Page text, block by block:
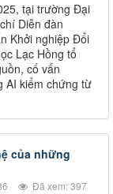
tại trường Đại
Diễn đàn
Khởi nghiệp Đổi
Lạc Hồng tổ
cố vấn
AI kiểm chứng từ
của những
Đã xem: 397